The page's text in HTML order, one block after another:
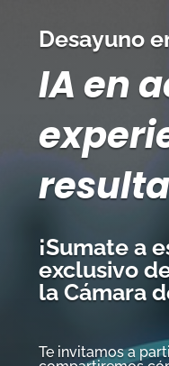
Desayuno
IA en
¡Sumate a
exclusivo
la Cámara
Te invitamos a